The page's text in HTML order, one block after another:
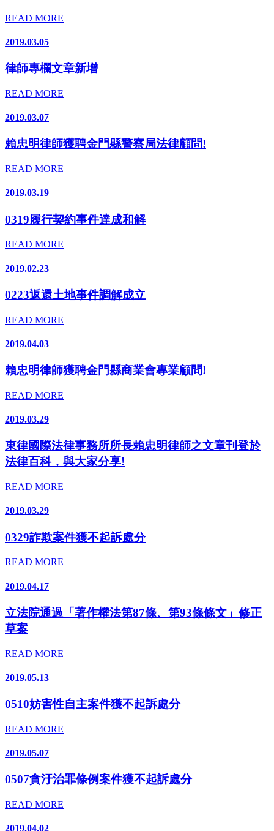
READ MORE
2019.03.05
律師專欄文章新增
READ MORE
2019.03.07
賴忠明律師獲聘金門縣警察局法律顧問!
READ MORE
2019.03.19
0319履行契約事件達成和解
READ MORE
2019.02.23
0223返還土地事件調解成立
READ MORE
2019.04.03
賴忠明律師獲聘金門縣商業會專業顧問!
READ MORE
2019.03.29
東律國際法律事務所所長賴忠明律師之文章刊登於
法律百科，與大家分享!
READ MORE
2019.03.29
0329詐欺案件獲不起訴處分
READ MORE
2019.04.17
立法院通過「著作權法第87條、第93條條文」修正
草案
READ MORE
2019.05.13
0510妨害性自主案件獲不起訴處分
READ MORE
2019.05.07
0507貪汙治罪條例案件獲不起訴處分
READ MORE
2019.04.02